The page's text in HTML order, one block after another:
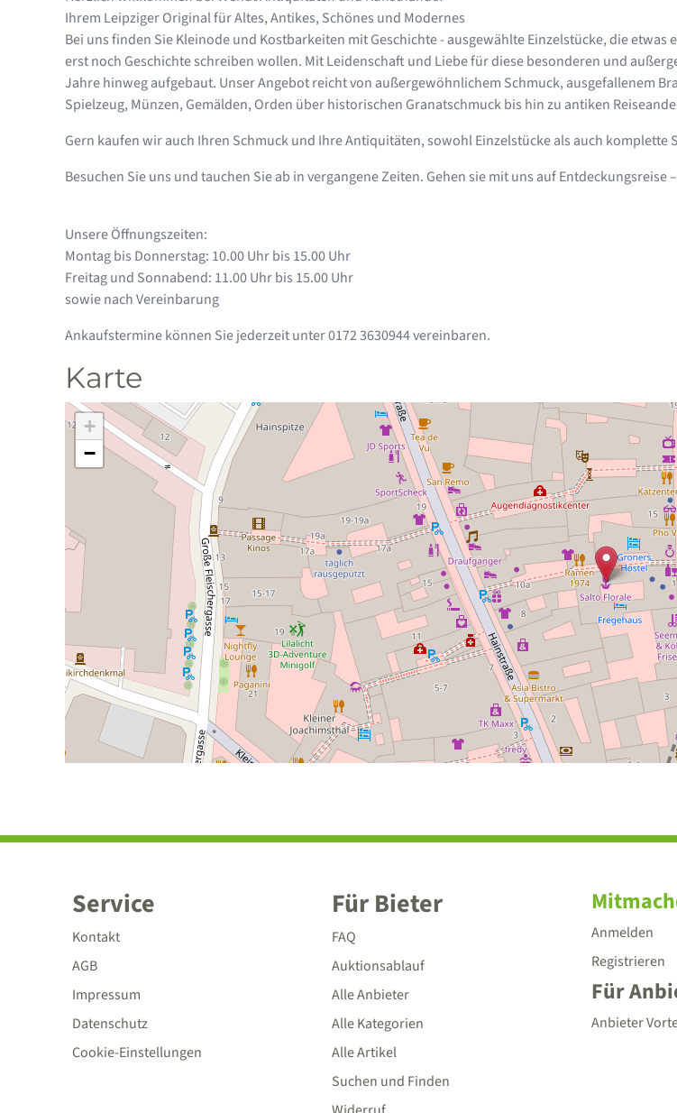
Ihrem Leipziger Original für Altes, Antikes, Schönes und Modernes
Bei uns finden Sie Kleinode und Kostbarkeiten mit Geschichte - ausgewählte Einzelstücke, die
erst noch Geschichte schreiben wollen. Mit Leidenschaft und Liebe für diese besonderen und
Jahre hinweg aufgebaut. Unser Angebot reicht von außergewöhnlichem Schmuck, ausgefallenem
Spielzeug, Münzen, Gemälden, Orden über historischen Granatschmuck bis hin zu antiken
Gern kaufen wir auch Ihren Schmuck und Ihre Antiquitäten, sowohl Einzelstücke als auch komplette
Besuchen Sie uns und tauchen Sie ab in vergangene Zeiten. Gehen sie mit uns auf Entdeckungsreise
Unsere Öffnungszeiten:
Montag bis Donnerstag: 10.00 Uhr bis 15.00 Uhr
Freitag und Sonnabend: 11.00 Uhr bis 15.00 Uhr
sowie nach Vereinbarung
Ankaufstermine können Sie jederzeit unter 0172 3630944 vereinbaren.
Karte
+
−
Service
Kontakt
AGB
Impressum
Datenschutz
Cookie-Einstellungen
Für Bieter
FAQ
Auktionsablauf
Alle Anbieter
Alle Kategorien
Alle Artikel
Suchen und Finden
Anmelden
Registrieren
Für
Anbieter